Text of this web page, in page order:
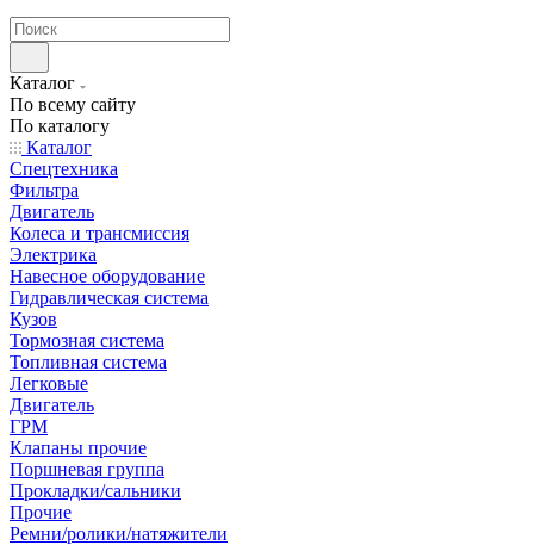
Каталог
По всему сайту
По каталогу
Каталог
Спецтехника
Фильтра
Двигатель
Колеса и трансмиссия
Электрика
Навесное оборудование
Гидравлическая система
Кузов
Тормозная система
Топливная система
Легковые
Двигатель
ГРМ
Клапаны прочие
Поршневая группа
Прокладки/сальники
Прочие
Ремни/ролики/натяжители